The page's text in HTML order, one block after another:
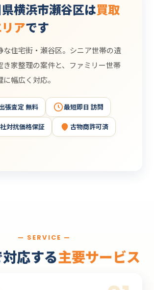
横浜市瀬谷区は買取
アです
な住宅街・瀬谷区。シニア世帯の遺
き家整理の案件と、ファミリー世帯
幅広く対応。
張査定 無料 最短即日 訪問
対抗価格保証 古物商許可済
— SERVICE —
応する主要サービス